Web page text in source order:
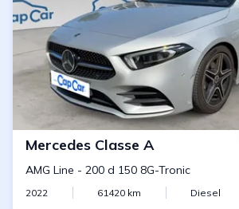
Mercedes Classe A
AMG Line - 200 d 150 8G-Tronic
2022 61420 km Diesel